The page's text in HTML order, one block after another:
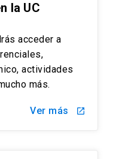
la UC
acceder a
actividades
más.
Ver más launch